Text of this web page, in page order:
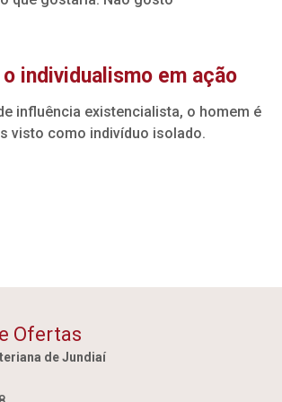
o individualismo em ação
influência existencialista, o homem é
visto como indivíduo isolado.
Ofertas
de Jundiaí